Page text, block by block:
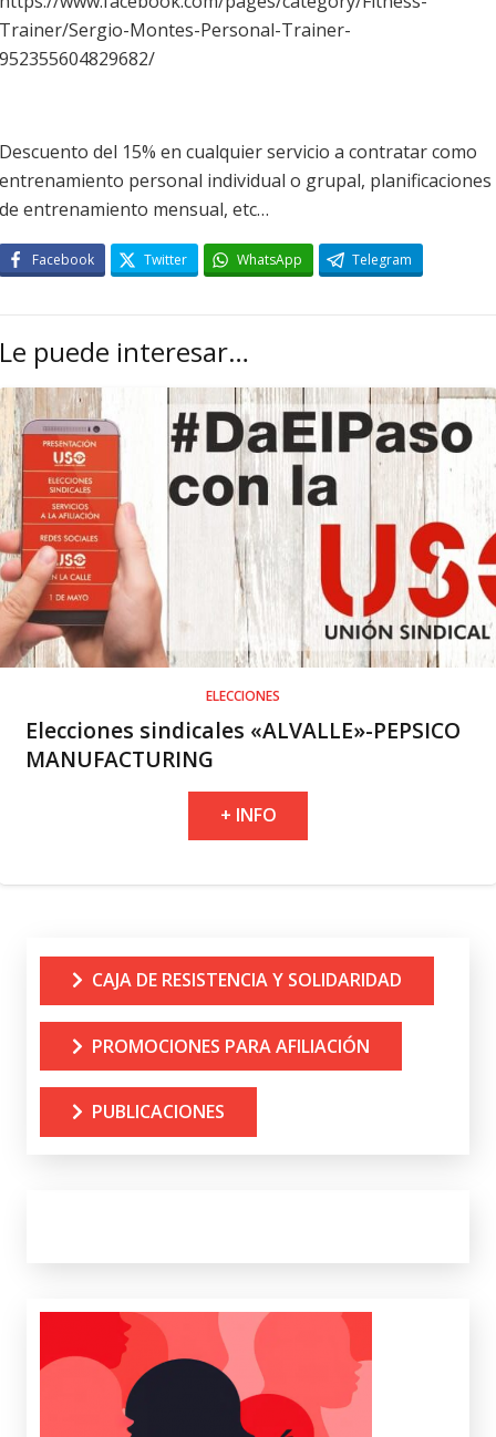
Trainer/Sergio-Montes-Personal-Trainer-
952355604829682/
Descuento del 15% en cualquier servicio a contratar como
entrenamiento personal individual o grupal, planificaciones
de entrenamiento mensual, etc…
Facebook Twitter WhatsApp Telegram
Le puede interesar…
ELECCIONES
Elecciones sindicales «ALVALLE»-PEPSICO
MANUFACTURING
+ INFO
CAJA DE RESISTENCIA Y SOLIDARIDAD
PROMOCIONES PARA AFILIACIÓN
PUBLICACIONES